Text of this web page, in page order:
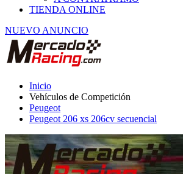
NUEVO ANUNCIO
Vehículos de Competición
Peugeot
Peugeot 206 xs 206cv secuencial